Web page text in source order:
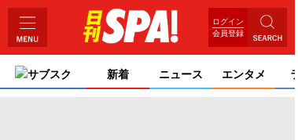
ログイン
会員登録
サブスク 新着 ニュース エンタメ